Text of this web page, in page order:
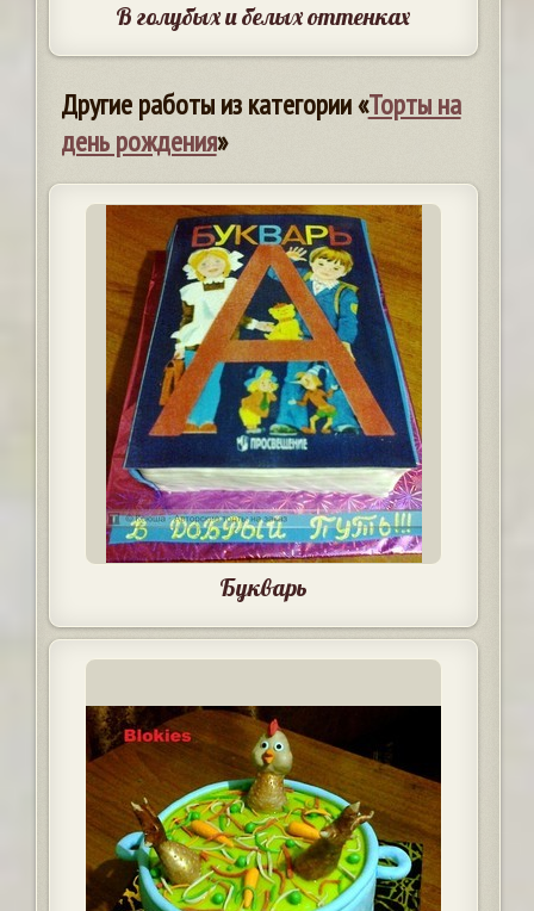
В голубых и белых оттенках
Другие работы из категории «Торты на
день рождения»
Букварь